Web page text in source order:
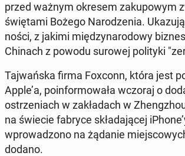
przed ważnym okresem za­ku­po­wym
świę­ta­mi Bożego Na­ro­dze­nia.
no­ści, z jakimi mię­dzy­na­ro­do­wy
Chinach z powodu surowej po­li­ty­ki
Taj­wań­ska firma Foxconn, która jest
Apple’a, po­in­for­mo­wa­ła wczoraj o
ostrze­niach w za­kła­dach w
na świecie fabryce skła­da­ją­cej
wpro­wa­dzo­no na żądanie
dodano.